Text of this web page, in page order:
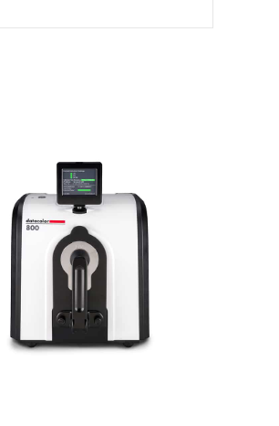
Datacolor 800 系列分光光度仪